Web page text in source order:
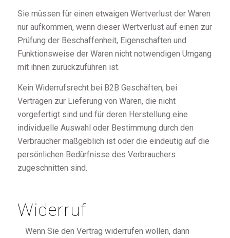
Sie müssen für einen etwaigen Wertverlust der Waren
nur aufkommen, wenn dieser Wertverlust auf einen zur
Prüfung der Beschaffenheit, Eigenschaften und
Funktionsweise der Waren nicht notwendigen Umgang
mit ihnen zurückzuführen ist.
Kein Widerrufsrecht bei B2B Geschäften, bei
Verträgen zur Lieferung von Waren, die nicht
vorgefertigt sind und für deren Herstellung eine
individuelle Auswahl oder Bestimmung durch den
Verbraucher maßgeblich ist oder die eindeutig auf die
persönlichen Bedürfnisse des Verbrauchers
zugeschnitten sind.
Widerruf
Wenn Sie den Vertrag widerrufen wollen, dann